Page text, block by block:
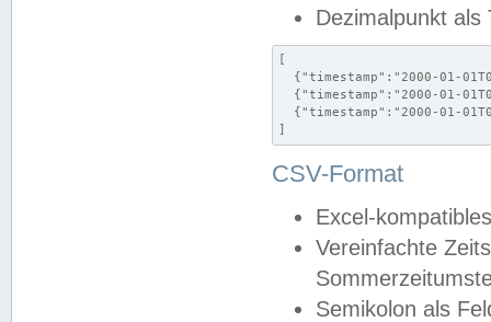
Dezimalpunkt als
[
{"timestamp":"2000-01-
{"timestamp":"2000-01-
{"timestamp":"2000-01-
]
CSV-Format
Excel-
Vereinfachte
Semikolon als